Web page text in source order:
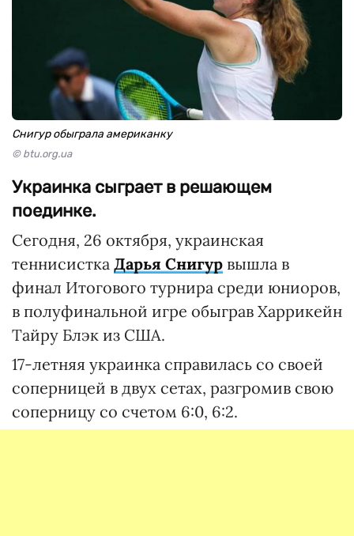
Снигур обыграла американку
© btu.org.ua
Украинка сыграет в решающем
поединке.
Сегодня, 26 октября, украинская
теннисистка Дарья Снигур вышла в
финал Итогового турнира среди юниоров,
в полуфинальной игре обыграв Харрикейн
Тайру Блэк из США.
17-летняя украинка справилась со своей
соперницей в двух сетах, разгромив свою
соперницу со счетом 6:0, 6:2.